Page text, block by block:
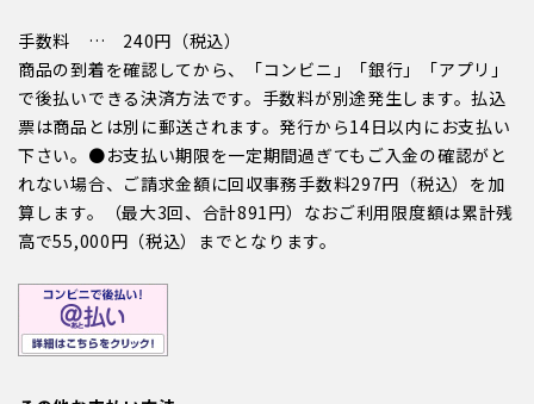
手数料 … 240円（税込）
商品の到着を確認してから、「コンビニ」「銀行」「アプリ」
で後払いできる決済方法です。手数料が別途発生します。払込
票は商品とは別に郵送されます。発行から14日以内にお支払い
下さい。●お支払い期限を一定期間過ぎてもご入金の確認がと
れない場合、ご請求金額に回収事務手数料297円（税込）を加
算します。（最大3回、合計891円）なおご利用限度額は累計残
高で55,000円（税込）までとなります。